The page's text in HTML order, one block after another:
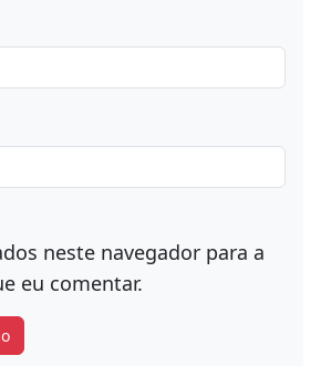
neste navegador para a
eu comentar.